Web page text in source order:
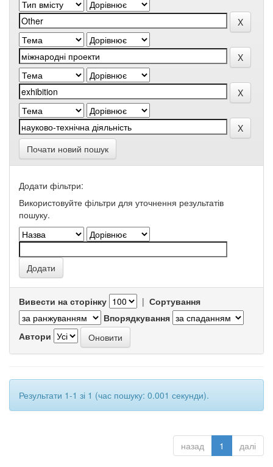
Почати новий пошук
Додати фільтри:
Використовуйте фільтри для уточнення результатів
пошуку.
Вивести на сторінку | Сортування
Впорядкування
Автори
Результати 1-1 зі 1 (час пошуку: 0.001 секунди).
назад 1 далі